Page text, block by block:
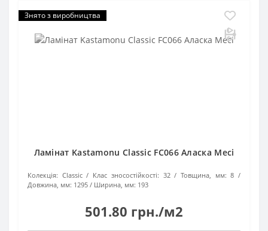
Знято з виробництва
Ламінат Kastamonu Classic FC066 Аласка Месі
Колекція: Classic Клас зносостійкості: 32 Товщина, мм: 8
Довжина, мм: 1295 Ширина, мм: 193
501.80 грн./м2